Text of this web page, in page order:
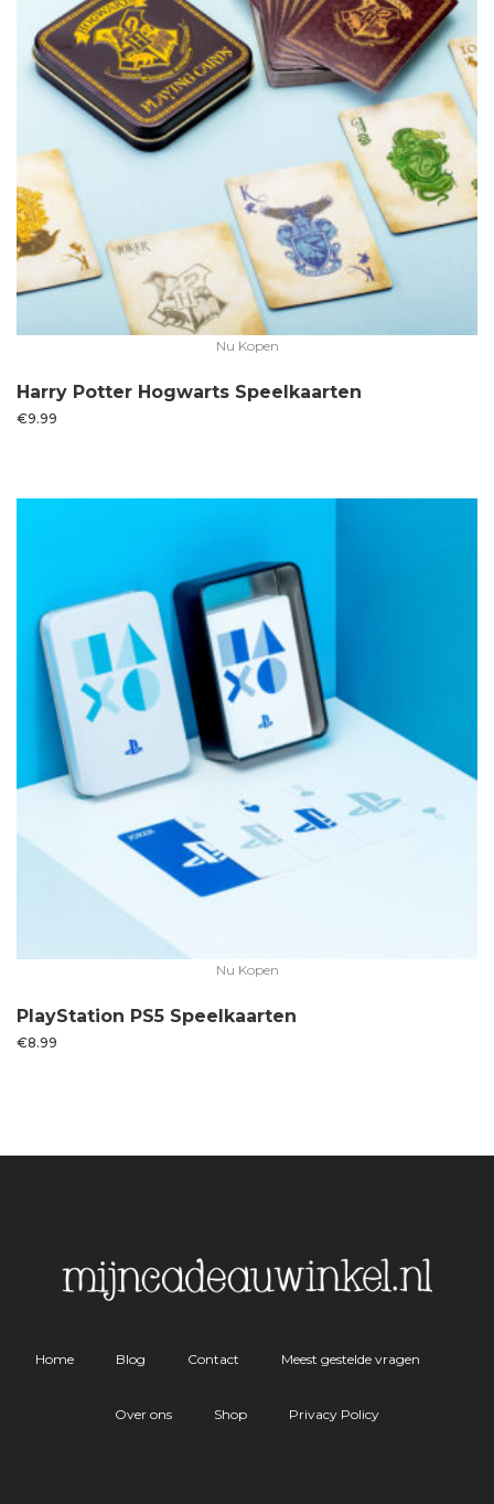
Nu Kopen
Harry Potter Hogwarts Speelkaarten
€9.99
Nu Kopen
PlayStation PS5 Speelkaarten
€8.99
Home Blog Contact Meest gestelde vragen
Over ons Shop Privacy Policy